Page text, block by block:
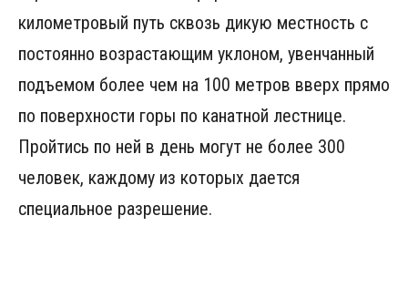
километровый путь сквозь дикую местность с
постоянно возрастающим уклоном, увенчанный
подъемом более чем на 100 метров вверх прямо
по поверхности горы по канатной лестнице.
Пройтись по ней в день могут не более 300
человек, каждому из которых дается
специальное разрешение.